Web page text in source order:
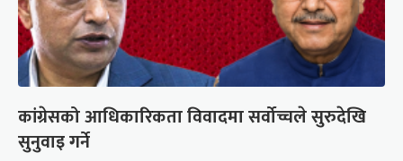
कांग्रेसको आधिकारिकता विवादमा सर्वोच्चले सुरुदेखि
सुनुवाइ गर्ने